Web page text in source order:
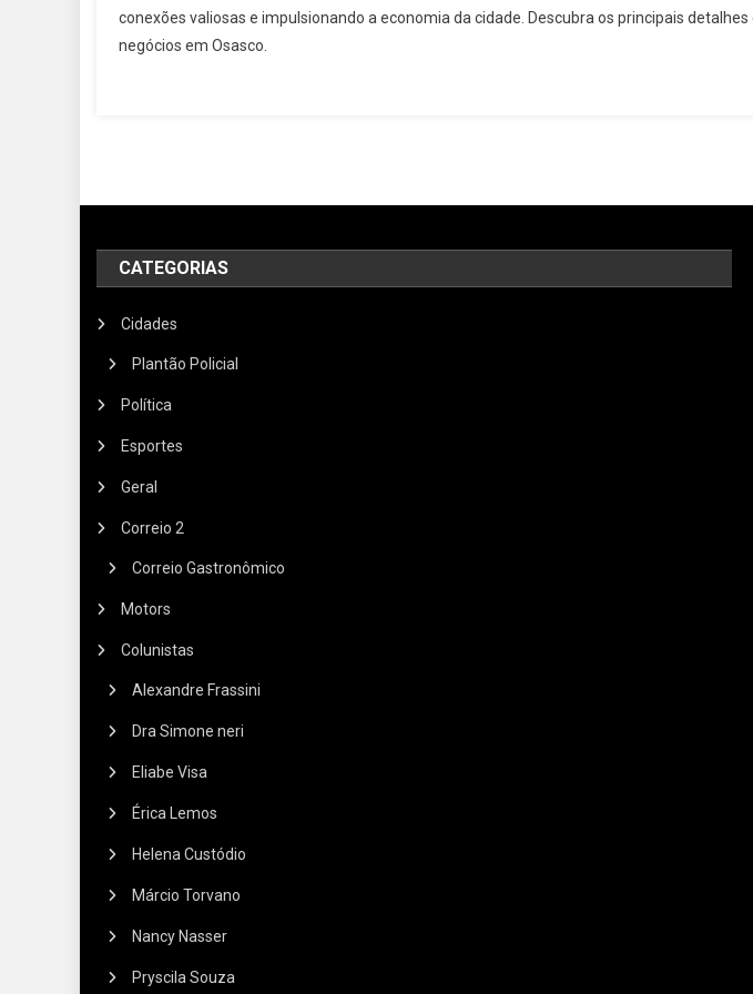
Do
E
conexões valiosas e impulsionando a economia da cidade. Descubra os principais
negócios em Osasco.
CATEGORIAS
Cidades
Plantão Policial
Política
Esportes
Geral
Correio 2
Correio Gastronômico
Motors
Colunistas
Alexandre Frassini
Dra Simone neri
Eliabe Visa
Érica Lemos
Helena Custódio
Márcio Torvano
Nancy Nasser
Pryscila Souza